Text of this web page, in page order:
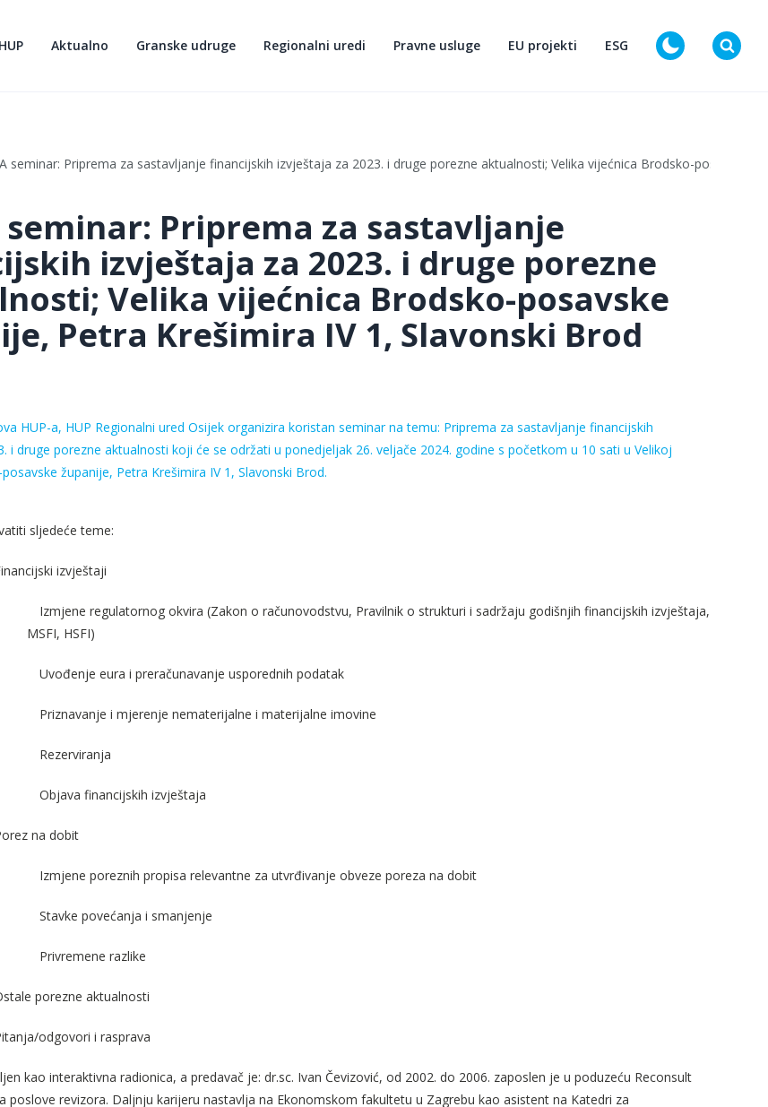
HUP Aktualno Granske udruge Regionalni uredi Pravne usluge EU projekti ESG D
seminar: Priprema za sastavljanje financijskih izvještaja za 2023. i druge porezne aktualnosti; Velika vijećnica Brodsko-posavske
seminar: Priprema za sastavljanje
izvještaja za 2023. i druge porezne
Velika vijećnica Brodsko-posavske
Petra Krešimira IV 1, Slavonski Brod
HUP-a, HUP Regionalni ured Osijek organizira koristan seminar na temu: Priprema za sastavljanje financijskih
i druge porezne aktualnosti koji će se održati u ponedjeljak 26. veljače 2024. godine s početkom u 10 sati u Velikoj
županije, Petra Krešimira IV 1, Slavonski Brod.
sljedeće teme:
izvještaji
Izmjene regulatornog okvira (Zakon o računovodstvu, Pravilnik o strukturi i sadržaju godišnjih financijskih izvještaja,
MSFI, HSFI)
Uvođenje eura i preračunavanje usporednih podatak
Priznavanje i mjerenje nematerijalne i materijalne imovine
Rezerviranja
Objava financijskih izvještaja
na dobit
Izmjene poreznih propisa relevantne za utvrđivanje obveze poreza na dobit
Stavke povećanja i smanjenje
Privremene razlike
porezne aktualnosti
odgovori i rasprava
kao interaktivna radionica, a predavač je: dr.sc. Ivan Čevizović, od 2002. do 2006. zaposlen je u poduzeću Reconsult
poslove revizora. Daljnju karijeru nastavlja na Ekonomskom fakultetu u Zagrebu kao asistent na Katedri za